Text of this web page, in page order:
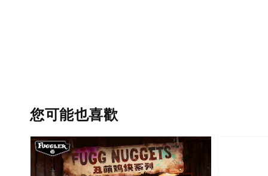
您可能也喜歡